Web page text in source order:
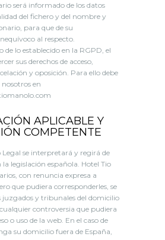
será informado de los datos
del fichero y del nombre y
para que de su
al respecto.
lo establecido en la RGPD, el
sus derechos de acceso,
y oposición. Para ello debe
en
APLICABLE Y
COMPETENTE
Legal se interpretará y regirá de
legislación española. Hotel Tio
con renuncia expresa a
que pudiera corresponderles, se
juzgados y tribunales del domicilio
controversia que pudiera
o uso de la web. En el caso de
su domicilio fuera de España,